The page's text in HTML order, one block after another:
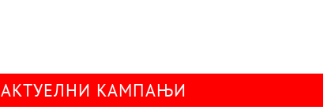
АКТУЕЛНИ КАМПАЊИ